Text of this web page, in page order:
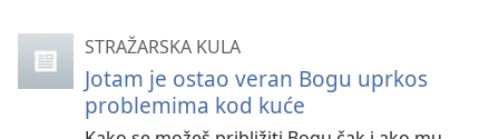
STRAŽARSKA KULA
Jotam je ostao veran Bogu uprkos
problemima kod kuće